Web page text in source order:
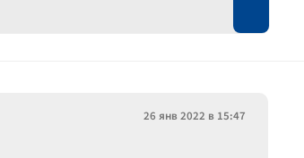
26 янв 2022 в 15:47